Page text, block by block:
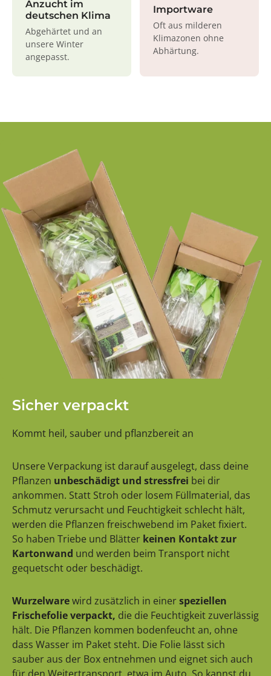
Anzucht im
deutschen Klima
Abgehärtet und an
unsere Winter
angepasst.
Importware
Oft aus milderen
Klimazonen ohne
Abhärtung.
Sicher verpackt
Kommt heil, sauber und pflanzbereit an
Unsere Verpackung ist darauf ausgelegt, dass deine
Pflanzen unbeschädigt und stressfrei bei dir
ankommen. Statt Stroh oder losem Füllmaterial, das
Schmutz verursacht und Feuchtigkeit schlecht hält,
werden die Pflanzen freischwebend im Paket fixiert.
So haben Triebe und Blätter keinen Kontakt zur
Kartonwand und werden beim Transport nicht
gequetscht oder beschädigt.
Wurzelwarewird zusätzlich in einerspeziellen
Frischefolie verpackt, die die Feuchtigkeit zuverlässig
hält. Die Pflanzen kommen bodenfeucht an, ohne
dass Wasser im Paket steht. Die Folie lässt sich
sauber aus der Box entnehmen und eignet sich auch